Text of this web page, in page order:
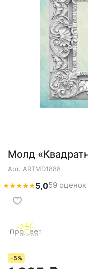
Молд
Арт. ARTMD1888
★★★★★5,059
-5%